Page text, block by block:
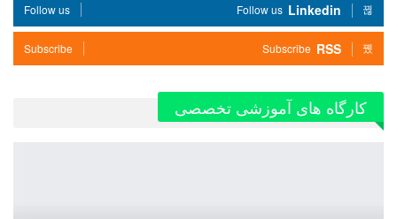
Linkedin
Follow us
Follow us
RSS
Subscribe
Subscribe
کارگاه های آموزشی تخصصی